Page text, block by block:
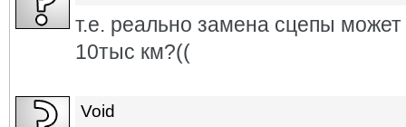
т.е. реально замена сцепы
10тыс км?((
Void